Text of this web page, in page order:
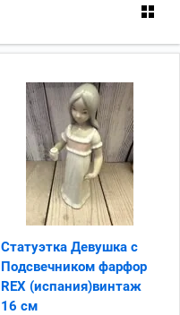
Статуэтка Девушка с
Подсвечником фарфор
REX (испания)винтаж
16 см